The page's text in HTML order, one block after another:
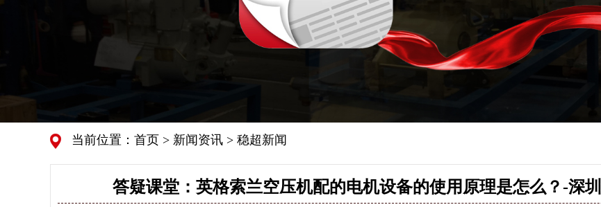
当前位置： 首页 > 新闻资讯 > 稳超新闻
答疑课堂：英格索兰空压机配的电机设备的使用原理是怎么？-深